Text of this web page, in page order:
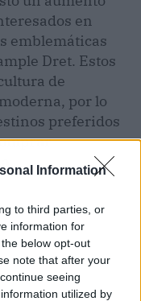
Information
to third parties, or
information for
below opt-out
note that after your
seeing
utilized by
en
emblemáticas
Dret. Estos
de
por lo
preferidos